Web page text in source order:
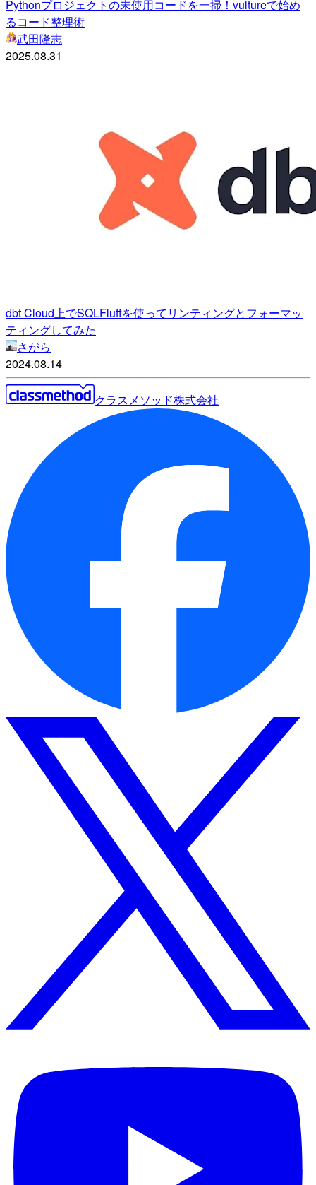
Pythonプロジェクトの未使用コードを一掃！vultureで始め
るコード整理術
武田隆志
2025.08.31
dbt Cloud上でSQLFluffを使ってリンティングとフォーマッ
ティングしてみた
さがら
2024.08.14
クラスメソッド株式会社